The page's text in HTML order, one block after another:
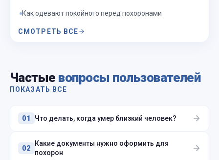
Как одевают покойного перед похоронами
СМОТРЕТЬ ВСЕ
Частые вопросы пользователей
ПОКАЗАТЬ ВСЕ
01 Что делать, когда умер близкий человек?
02
Какие документы нужно оформить для
похорон